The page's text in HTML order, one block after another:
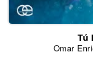
Tú
Omar